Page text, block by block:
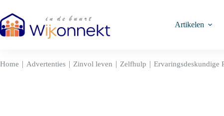
naar
de
inhoud
Artikelen
Home | Advertenties | Zinvol leven | Zelfhulp | Ervaringsdeskundige